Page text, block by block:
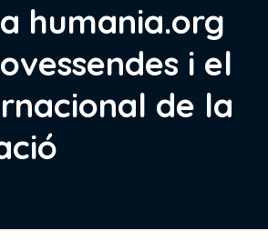
humania.org
i el
de la